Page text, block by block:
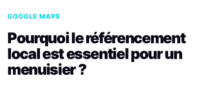
GOOGLE MAPS
Pourquoi le référencement
local est essentiel pour un
menuisier ?